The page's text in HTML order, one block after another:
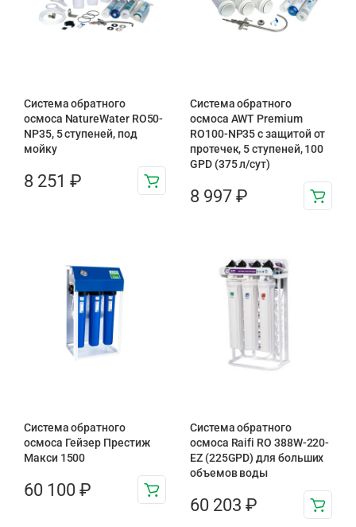
Система обратного
осмоса NatureWater RO50-
NP35, 5 ступеней, под
мойку
8 251 ₽
Система обратного
осмоса AWT Premium
RO100-NP35 с защитой от
протечек, 5 ступеней, 100
GPD (375 л/сут)
8 997 ₽
Система обратного
осмоса Гейзер Престиж
Макси 1500
60 100 ₽
Система обратного
осмоса Raifi RO 388W-220-
EZ (225GPD) для больших
объемов воды
60 203 ₽